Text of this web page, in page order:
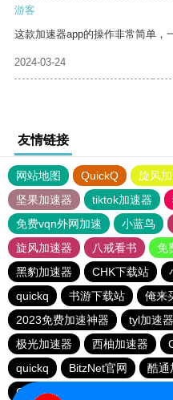
游客
这款加速器app的操作非常简单，
2024-03-24
友情链接
网站地图 QuickQ 旋风
坚果加速器
tiktok加速器
免费vqn外网加速
小蓝鸟
旋风加速器
八戒看书
免
黑豹加速器
CHK下载站
quickq
书游下载站 俺来
2023免费加速神器
tyl加速
极光加速器
西柚加速器
quickq
BitzNet官网 酷通
CHK下载站